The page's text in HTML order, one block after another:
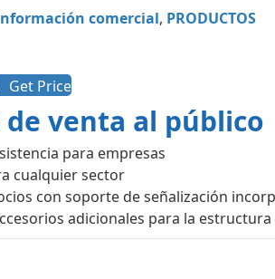
comercial, PRODUCTOS
Get Price
de venta al público
para empresas
cualquier sector
con soporte de señalización
adicionales para la estructura